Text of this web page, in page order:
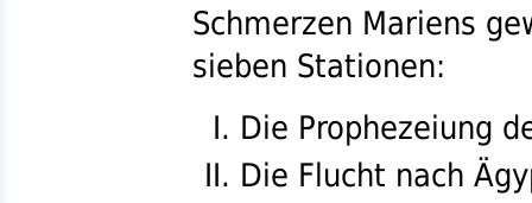
Schmerzen Mariens
sieben Stationen:
Die Prophezeiung
Die Flucht nach